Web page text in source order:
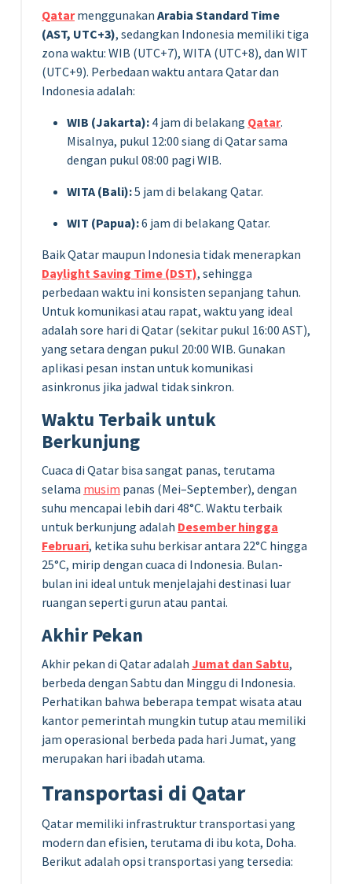
Qatar menggunakan Arabia Standard Time
(AST, UTC+3), sedangkan Indonesia memiliki tiga
zona waktu: WIB (UTC+7), WITA (UTC+8), dan WIT
(UTC+9). Perbedaan waktu antara Qatar dan
Indonesia adalah:
WIB (Jakarta): 4 jam di belakang Qatar.
Misalnya, pukul 12:00 siang di Qatar sama
dengan pukul 08:00 pagi WIB.
WITA (Bali):5 jam di belakang Qatar.
WIT (Papua):6 jam di belakang Qatar.
Baik Qatar maupun Indonesia tidak menerapkan
Daylight Saving Time (DST), sehingga
perbedaan waktu ini konsisten sepanjang tahun.
Untuk komunikasi atau rapat, waktu yang ideal
adalah sore hari di Qatar (sekitar pukul 16:00 AST),
yang setara dengan pukul 20:00 WIB. Gunakan
aplikasi pesan instan untuk komunikasi
asinkronus jika jadwal tidak sinkron.
Waktu Terbaik untuk
Berkunjung
Cuaca di Qatar bisa sangat panas, terutama
selama musim panas (Mei–September), dengan
suhu mencapai lebih dari 48°C. Waktu terbaik
untuk berkunjung adalah Desember hingga
Februari, ketika suhu berkisar antara 22°C hingga
25°C, mirip dengan cuaca di Indonesia. Bulan-
bulan ini ideal untuk menjelajahi destinasi luar
ruangan seperti gurun atau pantai.
Akhir Pekan
Akhir pekan di Qatar adalah Jumat dan Sabtu,
berbeda dengan Sabtu dan Minggu di Indonesia.
Perhatikan bahwa beberapa tempat wisata atau
kantor pemerintah mungkin tutup atau memiliki
jam operasional berbeda pada hari Jumat, yang
merupakan hari ibadah utama.
Transportasi di Qatar
Qatar memiliki infrastruktur transportasi yang
modern dan efisien, terutama di ibu kota, Doha.
Berikut adalah opsi transportasi yang tersedia: